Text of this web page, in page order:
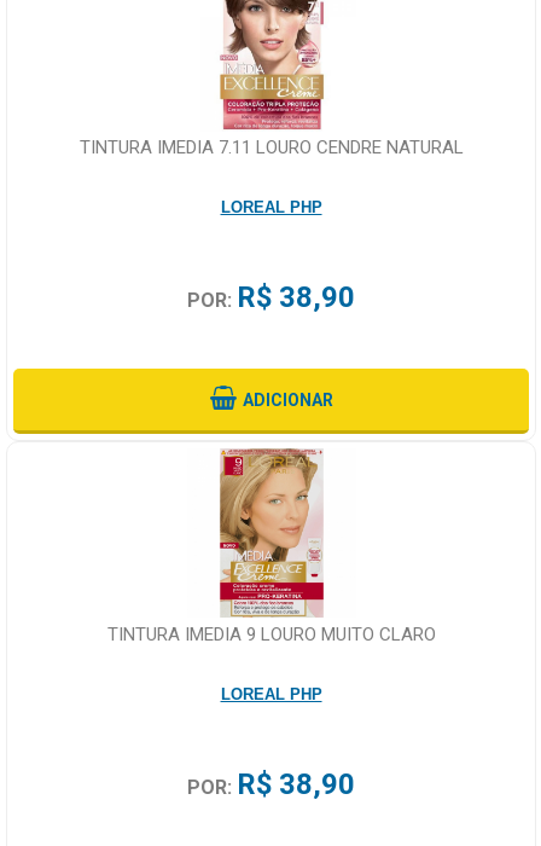
TINTURA IMEDIA 7.11 LOURO CENDRE NATURAL
LOREAL PHP
POR: R$ 38,90
ADICIONAR
TINTURA IMEDIA 9 LOURO MUITO CLARO
LOREAL PHP
POR: R$ 38,90